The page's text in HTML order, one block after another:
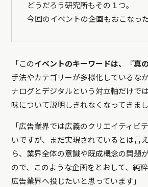
どうだろう研究所もその１つ。
今回のイベントの企画もおこなった
「このイベントのキーワードは、『真の
手法やカテゴリーが多様化しているな
ナログとデジタルという対立軸だけで
味について説明しきれなくなってきまし
「広告業界では広義のクリエイティビ
いですが、まだ実現されているとは言
ら、業界全体の意識や既成概念の問題
ので、このような企画をとおして、純
広告業界へ投じたいと思っています」